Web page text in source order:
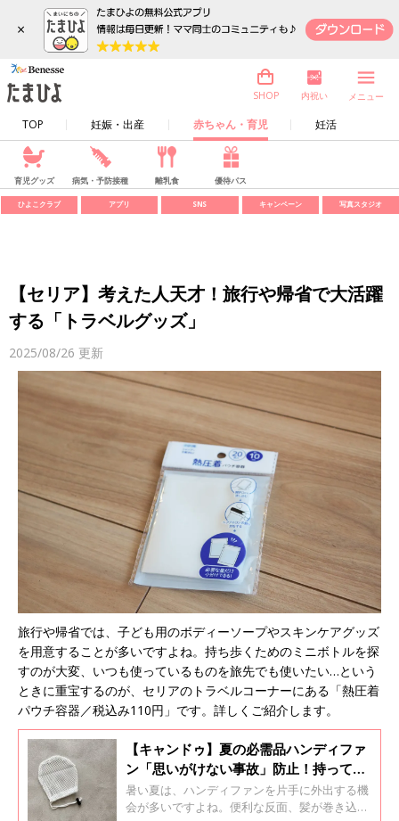
×
TOP 妊娠・出産 赤ちゃん・育児 妊活
SHOP 内祝い メニュー
育児グッズ 病気・予防接種 離乳食 優待パス
ひよこクラブ アプリ SNS キャンペーン 写真スタジオ
【セリア】考えた人天才！旅行や帰省で大活躍
する「トラベルグッズ」
2025/08/26 更新
旅行や帰省では、子ども用のボディーソープやスキンケアグッズ
を用意することが多いですよね。持ち歩くためのミニボトルを探
すのが大変、いつも使っているものを旅先でも使いたい…という
ときに重宝するのが、セリアのトラベルコーナーにある「熱圧着
パウチ容器／税込み110円」です。詳しくご紹介します。
【キャンドゥ】夏の必需品ハンディファ
ン「思いがけない事故」防止！持ってい
ると安心できるグッズとは？
暑い夏は、ハンディファンを片手に外出する機
会が多いですよね。便利な反面、髪が巻き込ま